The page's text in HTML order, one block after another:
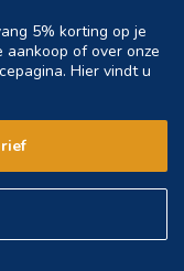
5% korting op je
of over onze
Hier vindt u